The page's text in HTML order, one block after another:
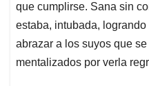
que cumplirse. Sana sin
estaba, intubada,
abrazar a los suyos que
mentalizados por verla